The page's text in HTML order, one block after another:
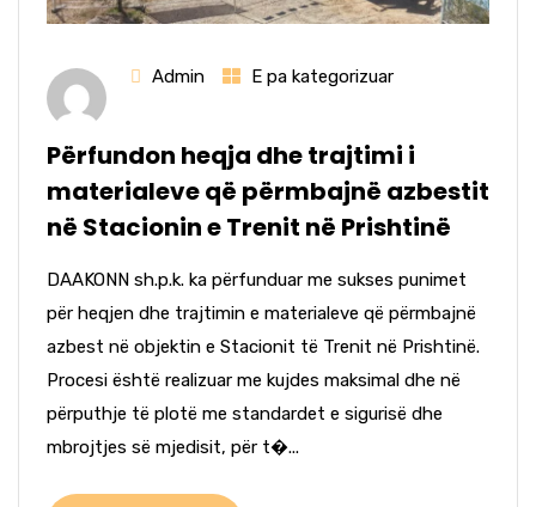
Admin E pa kategorizuar
Përfundon heqja dhe trajtimi i
materialeve që përmbajnë azbestit
në Stacionin e Trenit në Prishtinë
DAAKONN sh.p.k. ka përfunduar me sukses punimet
për heqjen dhe trajtimin e materialeve që përmbajnë
azbest në objektin e Stacionit të Trenit në Prishtinë.
Procesi është realizuar me kujdes maksimal dhe në
përputhje të plotë me standardet e sigurisë dhe
mbrojtjes së mjedisit, për t�...